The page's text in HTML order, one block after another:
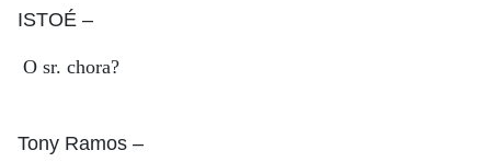
ISTOÉ –
O sr. chora?
Tony Ramos –